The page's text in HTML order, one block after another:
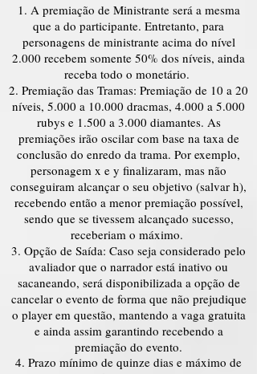
A premiação de Ministrante será a mesma
que a do participante. Entretanto, para
personagens de ministrante acima do nível
2.000 recebem somente 50% dos níveis, ainda
receba todo o monetário.
Premiação das Tramas: Premiação de 10 a 20
níveis, 5.000 a 10.000 dracmas, 4.000 a 5.000
rubys e 1.500 a 3.000 diamantes. As
premiações irão oscilar com base na taxa de
conclusão do enredo da trama. Por exemplo,
personagem x e y finalizaram, mas não
conseguiram alcançar o seu objetivo (salvar h),
recebendo então a menor premiação possível,
sendo que se tivessem alcançado sucesso,
receberiam o máximo.
Opção de Saída: Caso seja considerado pelo
avaliador que o narrador está inativo ou
sacaneando, será disponibilizada a opção de
cancelar o evento de forma que não prejudique
o player em questão, mantendo a vaga gratuita
e ainda assim garantindo recebendo a
premiação do evento.
4. Prazo mínimo de quinze dias e máximo de